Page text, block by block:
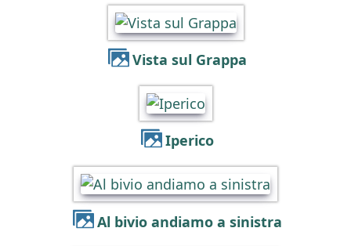
Vista sul Grappa
Iperico
Al bivio andiamo a sinistra